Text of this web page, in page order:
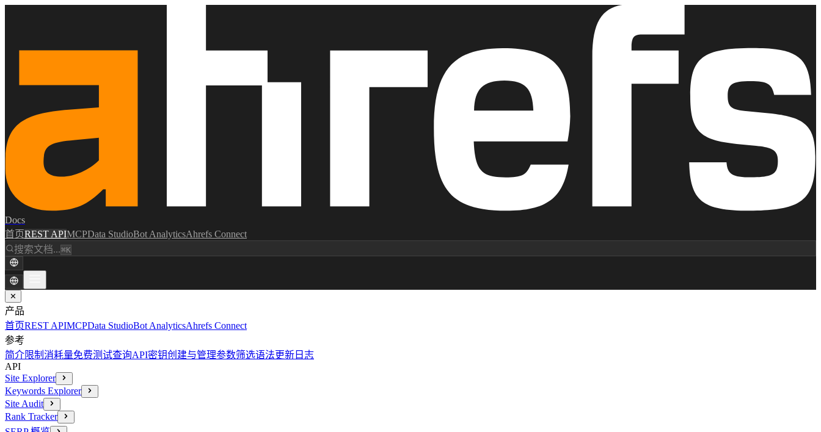
Docs
首页REST APIMCPData StudioBot AnalyticsAhrefs Connect
搜索文档...⌘K
✕
产品
首页REST APIMCPData StudioBot AnalyticsAhrefs Connect
参考
简介限制消耗量免费测试查询API密钥创建与管理参数筛选语法更新日志
API
Site Explorer
Keywords Explorer
Site Audit
Rank Tracker